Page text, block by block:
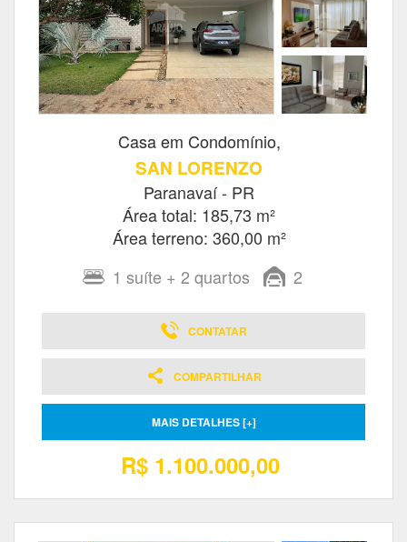
Casa em Condomínio,
SAN LORENZO
Paranavaí - PR
Área total: 185,73 m²
Área terreno: 360,00 m²
1 suíte + 2 quartos 2
CONTATAR
COMPARTILHAR
MAIS DETALHES [+]
R$ 1.100.000,00